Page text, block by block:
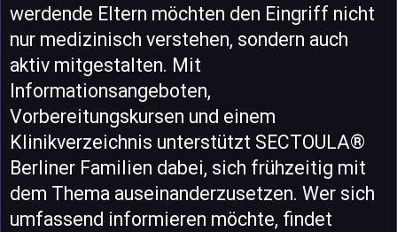
werdende Eltern möchten den Eingriff nicht
nur medizinisch verstehen, sondern auch
aktiv mitgestalten. Mit
Informationsangeboten,
Vorbereitungskursen und einem
Klinikverzeichnis unterstützt SECTOULA®
Berliner Familien dabei, sich frühzeitig mit
dem Thema auseinanderzusetzen. Wer sich
umfassend informieren möchte, findet